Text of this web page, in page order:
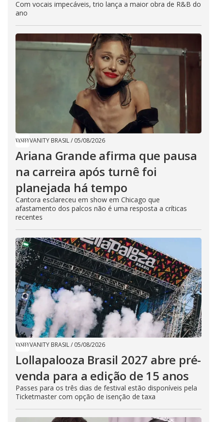
Com vocais impecáveis, trio lança a maior obra de R&B do
ano
VANITY BRASIL/ 05/08/2026
Ariana Grande afirma que pausa
na carreira após turnê foi
planejada há tempo
Cantora esclareceu em show em Chicago que
afastamento dos palcos não é uma resposta a críticas
recentes
VANITY BRASIL/ 05/08/2026
Lollapalooza Brasil 2027 abre pré-
venda para a edição de 15 anos
Passes para os três dias de festival estão disponíveis pela
Ticketmaster com opção de isenção de taxa